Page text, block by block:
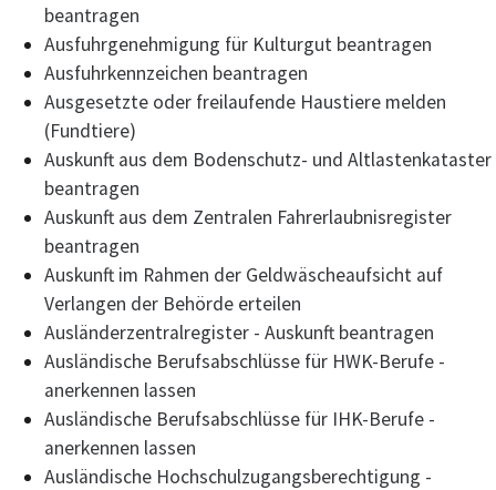
beantragen
Ausfuhrgenehmigung für Kulturgut beantragen
Ausfuhrkennzeichen beantragen
Ausgesetzte oder freilaufende Haustiere melden
(Fundtiere)
Auskunft aus dem Bodenschutz- und Altlastenkataster
beantragen
Auskunft aus dem Zentralen Fahrerlaubnisregister
beantragen
Auskunft im Rahmen der Geldwäscheaufsicht auf
Verlangen der Behörde erteilen
Ausländerzentralregister - Auskunft beantragen
Ausländische Berufsabschlüsse für HWK-Berufe -
anerkennen lassen
Ausländische Berufsabschlüsse für IHK-Berufe -
anerkennen lassen
Ausländische Hochschulzugangsberechtigung -